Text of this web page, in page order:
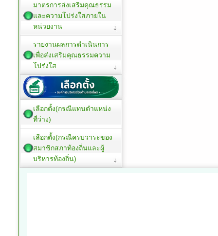
มาตรการส่งเสริมคุณธรรม
และความโปร่งใสภายใน
หน่วยงาน
รายงานผลการดำเนินการ
เพื่อส่งเสริมคุณธรรมความ
โปร่งใส
เลือกตั้ง(กรณีแทนตำแหน่ง
ที่ว่าง)
เลือกตั้ง(กรณีครบวาระของ
สมาชิกสภาท้องถิ่นและผู้
บริหารท้องถิ่น)